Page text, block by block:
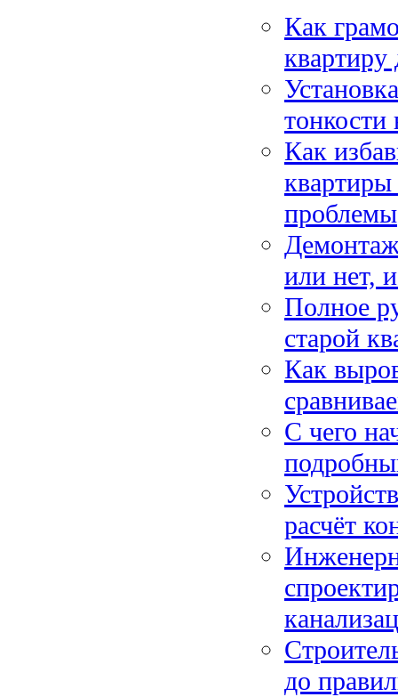
Как
квартиру
тонкости
Как
квартиры
проблемы
или нет,
Полное
старой
Как
С чего
расчёт
до